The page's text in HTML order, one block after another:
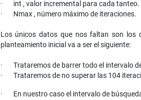
· int , valor incremental para cada tanteo.
· Nmax , número máximo de iteraciones.
Los únicos datos que nos faltan son los
planteamiento inicial va a ser el siguiente:
· Trataremos de barrer todo el intervalo
· Trataremos de no superar las 104
· En nuestro caso el intervalo de